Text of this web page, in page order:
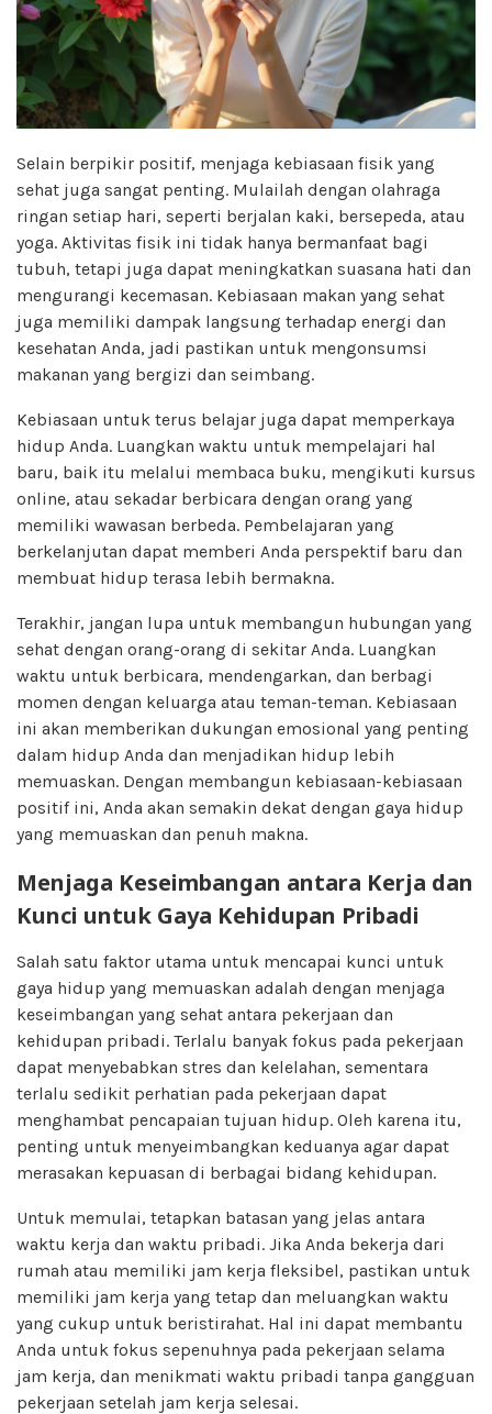
Selain berpikir positif, menjaga kebiasaan fisik yang
sehat juga sangat penting. Mulailah dengan olahraga
ringan setiap hari, seperti berjalan kaki, bersepeda, atau
yoga. Aktivitas fisik ini tidak hanya bermanfaat bagi
tubuh, tetapi juga dapat meningkatkan suasana hati dan
mengurangi kecemasan. Kebiasaan makan yang sehat
juga memiliki dampak langsung terhadap energi dan
kesehatan Anda, jadi pastikan untuk mengonsumsi
makanan yang bergizi dan seimbang.
Kebiasaan untuk terus belajar juga dapat memperkaya
hidup Anda. Luangkan waktu untuk mempelajari hal
baru, baik itu melalui membaca buku, mengikuti kursus
online, atau sekadar berbicara dengan orang yang
memiliki wawasan berbeda. Pembelajaran yang
berkelanjutan dapat memberi Anda perspektif baru dan
membuat hidup terasa lebih bermakna.
Terakhir, jangan lupa untuk membangun hubungan yang
sehat dengan orang-orang di sekitar Anda. Luangkan
waktu untuk berbicara, mendengarkan, dan berbagi
momen dengan keluarga atau teman-teman. Kebiasaan
ini akan memberikan dukungan emosional yang penting
dalam hidup Anda dan menjadikan hidup lebih
memuaskan. Dengan membangun kebiasaan-kebiasaan
positif ini, Anda akan semakin dekat dengan gaya hidup
yang memuaskan dan penuh makna.
Menjaga Keseimbangan antara Kerja dan
Kunci untuk Gaya Kehidupan Pribadi
Salah satu faktor utama untuk mencapai kunci untuk
gaya hidup yang memuaskan adalah dengan menjaga
keseimbangan yang sehat antara pekerjaan dan
kehidupan pribadi. Terlalu banyak fokus pada pekerjaan
dapat menyebabkan stres dan kelelahan, sementara
terlalu sedikit perhatian pada pekerjaan dapat
menghambat pencapaian tujuan hidup. Oleh karena itu,
penting untuk menyeimbangkan keduanya agar dapat
merasakan kepuasan di berbagai bidang kehidupan.
Untuk memulai, tetapkan batasan yang jelas antara
waktu kerja dan waktu pribadi. Jika Anda bekerja dari
rumah atau memiliki jam kerja fleksibel, pastikan untuk
memiliki jam kerja yang tetap dan meluangkan waktu
yang cukup untuk beristirahat. Hal ini dapat membantu
Anda untuk fokus sepenuhnya pada pekerjaan selama
jam kerja, dan menikmati waktu pribadi tanpa gangguan
pekerjaan setelah jam kerja selesai.